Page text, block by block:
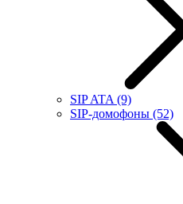
SIP ATA (9)
SIP-домофоны (52)